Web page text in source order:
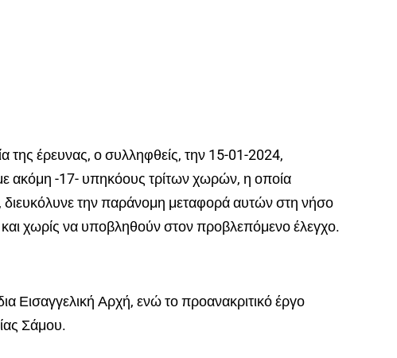
της έρευνας, ο συλληφθείς, την 15-01-2024,
ακόμη -17- υπηκόους τρίτων χωρών, η οποία
την παράνομη μεταφορά αυτών στη νήσο
χωρίς να υποβληθούν στον προβλεπόμενο έλεγχο.
Εισαγγελική Αρχή, ενώ το προανακριτικό έργο
Σάμου.